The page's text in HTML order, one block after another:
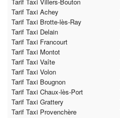
Tarif Taxi Achey
Tarif Taxi Brotte-lès-Ray
Tarif Taxi Delain
Tarif Taxi Francourt
Tarif Taxi Montot
Tarif Taxi Vaîte
Tarif Taxi Volon
Tarif Taxi Bougnon
Tarif Taxi Chaux-lès-Port
Tarif Taxi Grattery
Tarif Taxi Provenchère